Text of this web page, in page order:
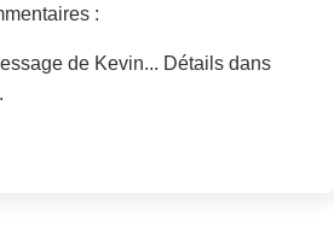
:
de Kevin... Détails dans